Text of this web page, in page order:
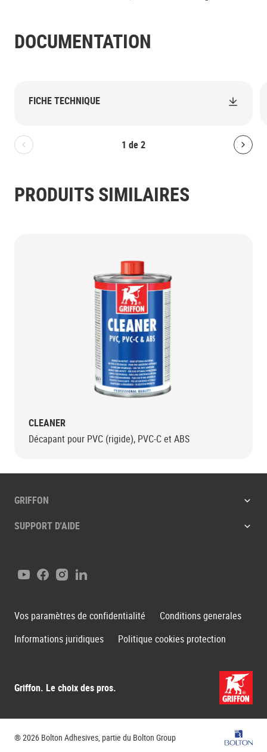
DOCUMENTATION
1 de2
Bolton.General.PreviousSlide
FICHE TECHNIQUE
PRODUITS SIMILAIRES
CLEANER
Décapant pour PVC (rigide), PVC-C et ABS
GRIFFON
SUPPORT D'AIDE
Griffon. Le choix des pros.
YoutubeFacebook
Instagram
LinkedIn
Vos paramètres de confidentialité
Conditions generales
Informations juridiques
Politique cookies protection
® 2026 Bolton Adhesives, partie du Bolton Group